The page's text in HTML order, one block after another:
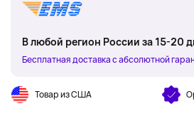
В любой регион России за 15-20
Бесплатная доставка с абсолютной
Товар из США